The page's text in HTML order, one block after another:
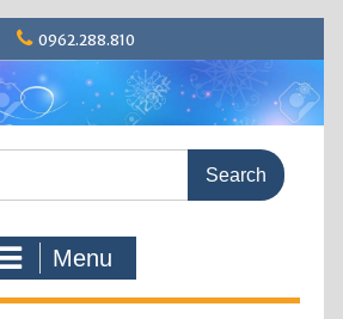
0962.288.810
Menu